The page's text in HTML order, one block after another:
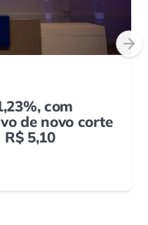
com
de novo corte
5,10